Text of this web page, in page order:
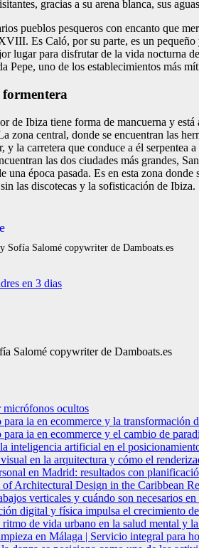
gracias a su arena blanca, sus
pueblos pesqueros con encanto que
Es Caló, por su parte, es un
lugar para disfrutar de la vida nocturna
Pepe, uno de los establecimientos más
formentera
de Ibiza tiene forma de mancuerna y
zona central, donde se encuentran las
y la carretera que conduce a él
las dos ciudades más grandes,
una época pasada. Es en esta zona
las discotecas y la sofisticación de Ibiza.
Sofía Salomé copywriter de Damboats.es
en 3 dias
Salomé copywriter de Damboats.es
micrófonos ocultos
para ia en ecommerce y la transformación
para ia en ecommerce y el cambio de
inteligencia artificial en el
en la arquitectura y cómo el
en Madrid: resultados con
Architectural Design in the Caribbean
verticales y cuándo son necesarios
digital y física impulsa el crecimiento
de vida urbano en la salud mental y
en Málaga | Servicio integral para